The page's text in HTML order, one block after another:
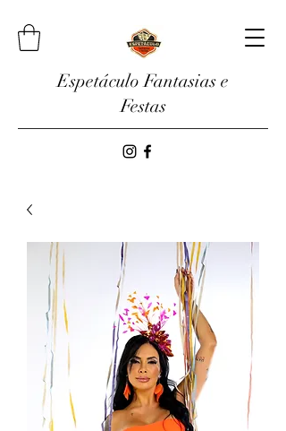
Espetáculo Fantasias e
Festas